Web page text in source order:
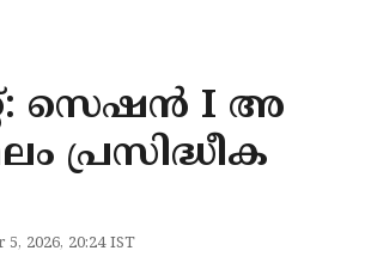
സെഷൻ I അ
പ്രസിദ്ധീക
5, 2026, 20:24 IST